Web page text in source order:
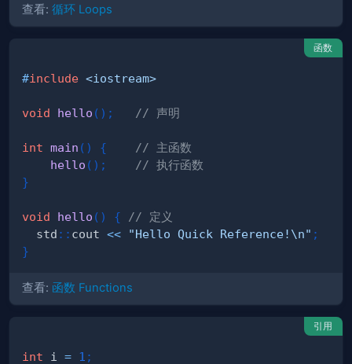
查看: 循环 Loops
函数
#include <iostream>
void hello ( ) ; // 声明
int main ( ) {
// 主函数
hello ( ) ;
// 执行函数
}
void hello ( ) {
// 定义
  std
:: cout << "Hello Quick Reference!\n" ;
}
查看: 函数 Functions
引用
int i = 1 ;